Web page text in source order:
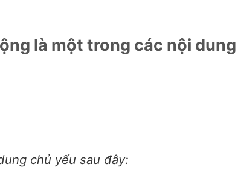
là một trong các nội
chủ yếu sau đây: